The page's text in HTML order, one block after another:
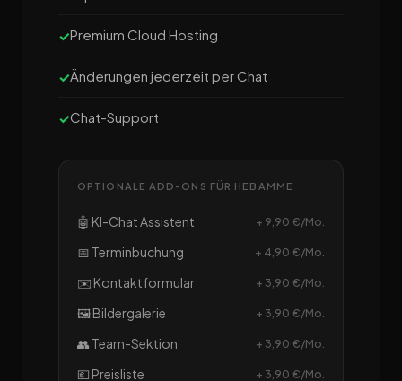
Premium Cloud Hosting
Änderungen jederzeit per Chat
Chat-Support
OPTIONALE ADD-ONS FÜR HEBAMME
🤖 KI-Chat Assistent + 9,90 €/Mo.
📅 Terminbuchung + 4,90 €/Mo.
✉️ Kontaktformular + 3,90 €/Mo.
🖼️ Bildergalerie + 3,90 €/Mo.
👥 Team-Sektion + 3,90 €/Mo.
💶 Preisliste + 3,90 €/Mo.